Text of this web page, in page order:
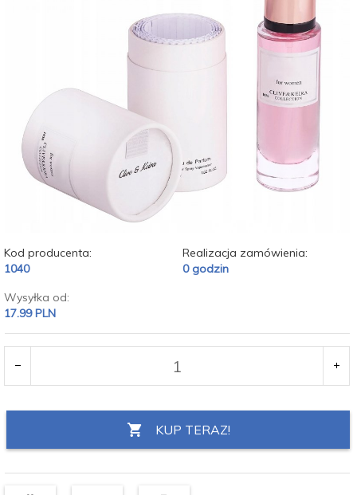
Kod producenta:
1040
Realizacja zamówienia:
0 godzin
Wysyłka od:
17.99 PLN
KUP TERAZ!